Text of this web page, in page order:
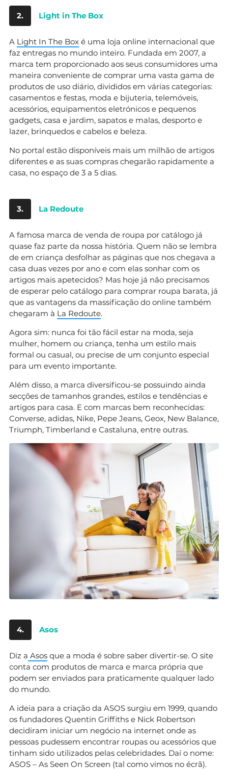
2. Light in The Box
A Light In The Box é uma loja online internacional que
faz entregas no mundo inteiro. Fundada em 2007, a
marca tem proporcionado aos seus consumidores uma
maneira conveniente de comprar uma vasta gama de
produtos de uso diário, divididos em várias categorias:
casamentos e festas, moda e bijuteria, telemóveis,
acessórios, equipamentos eletrónicos e pequenos
gadgets, casa e jardim, sapatos e malas, desporto e
lazer, brinquedos e cabelos e beleza.
No portal estão disponíveis mais um milhão de artigos
diferentes e as suas compras chegarão rapidamente a
casa, no espaço de 3 a 5 dias.
3. La Redoute
A famosa marca de venda de roupa por catálogo já
quase faz parte da nossa história. Quem não se lembra
de em criança desfolhar as páginas que nos chegava a
casa duas vezes por ano e com elas sonhar com os
artigos mais apetecidos? Mas hoje já não precisamos
de esperar pelo catálogo para comprar roupa barata, já
que as vantagens da massificação do online também
chegaram à La Redoute.
Agora sim: nunca foi tão fácil estar na moda, seja
mulher, homem ou criança, tenha um estilo mais
formal ou casual, ou precise de um conjunto especial
para um evento importante.
Além disso, a marca diversificou-se possuindo ainda
secções de tamanhos grandes, estilos e tendências e
artigos para casa. E com marcas bem reconhecidas:
Converse, adidas, Nike, Pepe Jeans, Geox, New Balance,
Triumph, Timberland e Castaluna, entre outras.
4. Asos
Diz a Asos que a moda é sobre saber divertir-se. O site
conta com produtos de marca e marca própria que
podem ser enviados para praticamente qualquer lado
do mundo.
A ideia para a criação da ASOS surgiu em 1999, quando
os fundadores Quentin Griffiths e Nick Robertson
decidiram iniciar um negócio na internet onde as
pessoas pudessem encontrar roupas ou acessórios que
tinham sido utilizados pelas celebridades. Daí o nome:
ASOS – As Seen On Screen (tal como vimos no écrã).